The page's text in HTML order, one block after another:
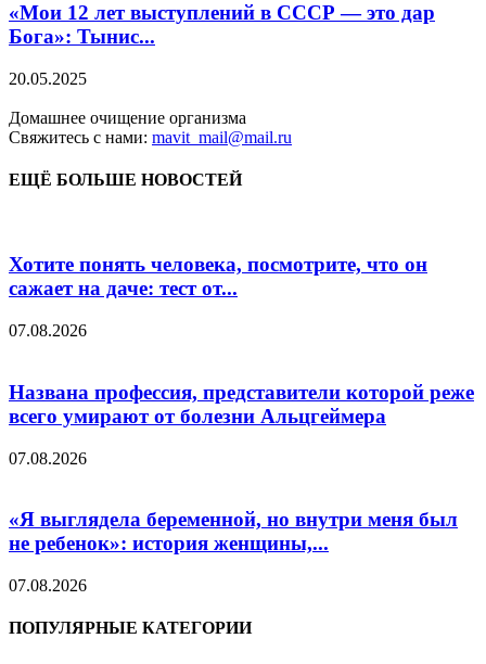
«Мои 12 лет выступлений в СССР — это дар
Бога»: Тынис...
20.05.2025
Домашнее очищение организма
Свяжитесь с нами: mavit_mail@mail.ru
ЕЩЁ БОЛЬШЕ НОВОСТЕЙ
Хотите понять человека, посмотрите, что он
сажает на даче: тест от...
07.08.2026
Названа профессия, представители которой реже
всего умирают от болезни Альцгеймера
07.08.2026
«Я выглядела беременной, но внутри меня был
не ребенок»: история женщины,...
07.08.2026
ПОПУЛЯРНЫЕ КАТЕГОРИИ